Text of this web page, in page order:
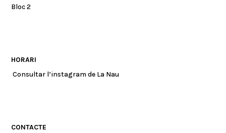
Bloc 2
HORARI
Consultar l’instagram de La Nau
CONTACTE